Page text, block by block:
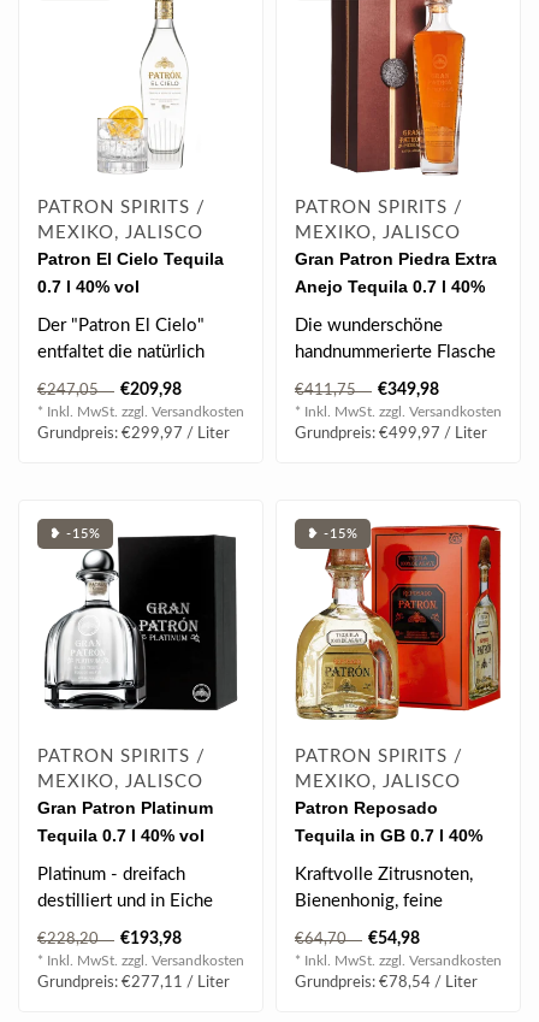
PATRON SPIRITS /
MEXIKO, JALISCO
Patron El Cielo Tequila
0.7 l 40% vol
Der "Patron El Cielo"
entfaltet die natürlich
süßen Aromen der Agave
und erre..
€247,05 €209,98
* Inkl. MwSt. zzgl. Versandkosten
Grundpreis: €299,97 / Liter
PATRON SPIRITS /
MEXIKO, JALISCO
Gran Patron Piedra Extra
Anejo Tequila 0.7 l 40%
vol
Die wunderschöne
handnummerierte Flasche
von Gran Patron Piedra,
wie auch seine..
€411,75 €349,98
* Inkl. MwSt. zzgl. Versandkosten
Grundpreis: €499,97 / Liter
❥ -15%
PATRON SPIRITS /
MEXIKO, JALISCO
Gran Patron Platinum
Tequila 0.7 l 40% vol
Platinum - dreifach
destilliert und in Eiche
gelagert für einen
weichen und vol..
€228,20 €193,98
* Inkl. MwSt. zzgl. Versandkosten
Grundpreis: €277,11 / Liter
❥ -15%
PATRON SPIRITS /
MEXIKO, JALISCO
Patron Reposado
Tequila in GB 0.7 l 40%
vol
Kraftvolle Zitrusnoten,
Bienenhonig, feine
Eichenwürze,
voluminöser Körper mi..
€64,70 €54,98
* Inkl. MwSt. zzgl. Versandkosten
Grundpreis: €78,54 / Liter